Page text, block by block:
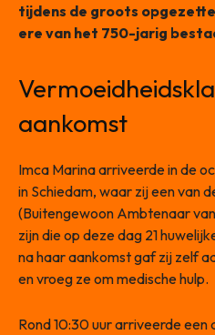
tijdens de groots
ere van het 750-jarig
aankomst
Imca Marina arriveerde in de
in Schiedam, waar zij een van
(Buitengewoon Ambtenaar
zijn die op deze dag 21
na haar aankomst gaf zij zelf
en vroeg ze om medische hulp.
Rond 10:30 uur arriveerde een